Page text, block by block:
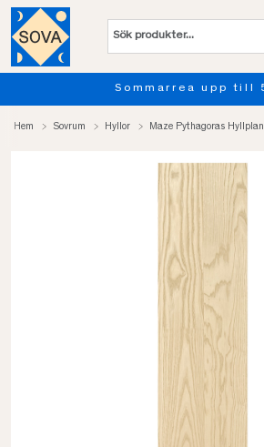
Sommarrea upp till 50%
Hem Sovrum Hyllor Maze Pythagoras Hyllplan